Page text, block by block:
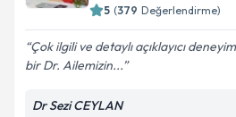
5 (379 Değerlendirme)
Çok ilgili ve detaylı açıklayıcı
bir Dr. Ailemizin...
Dr Sezi CEYLAN